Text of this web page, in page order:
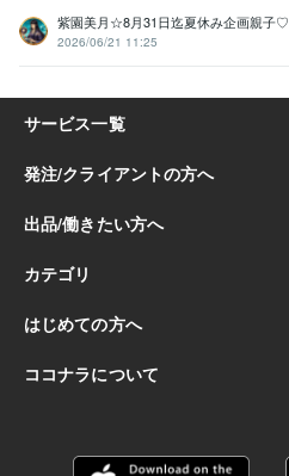
紫園美月☆8月31日迄夏休み企画親子♡
2026/06/21 11:25